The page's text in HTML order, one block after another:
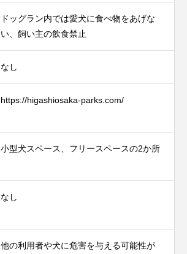
ドッグラン内では愛犬に食べ物をあげな
い、飼い主の飲食禁止
なし
https://higashiosaka-parks.com/
小型犬スペース、フリースペースの2か所
なし
他の利用者や犬に危害を与える可能性が